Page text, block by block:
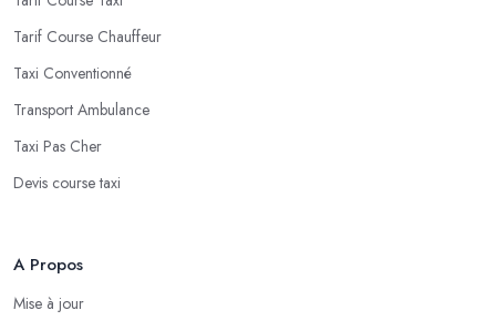
Tarif Course Chauffeur
Taxi Conventionné
Transport Ambulance
Taxi Pas Cher
Devis course taxi
A Propos
Mise à jour